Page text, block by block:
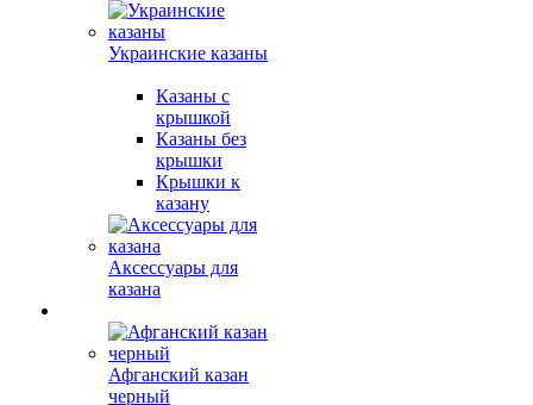
Украинские казаны
Казаны с
крышкой
Казаны без
крышки
Крышки к
казану
Аксессуары для
казана
Афганский казан
черный